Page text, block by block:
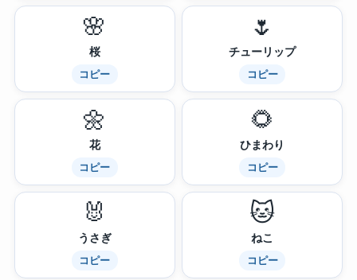
🌸
桜
コピー
🌷
チューリップ
コピー
🌼
花
コピー
🌻
ひまわり
コピー
🐰
うさぎ
コピー
🐱
ねこ
コピー